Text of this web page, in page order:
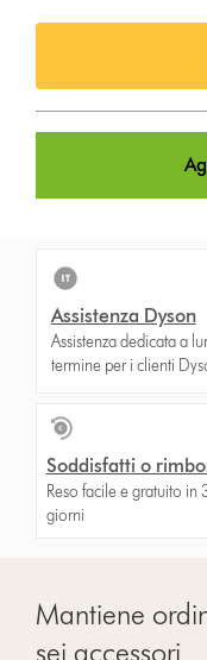
Assistenza Dyson
Assistenza dedicata a
termine per i clienti
Soddisfatti o
Reso facile e gratuito in
giorni
Mantiene
sei accessori